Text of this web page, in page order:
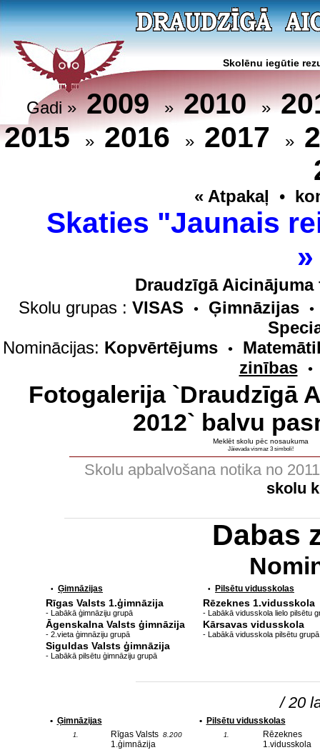
Skolēnu iegūtie
Gadi »2009 »2010 »
2015
» 2016 » 2017 »
« Atpakaļ •
Skaties "Jaunais
Draudzīgā
Skolu grupas : VISAS • Ģimnāzijas •
Nominācijas: Kopvērtējums •
zinības
•
Fotogalerija `Draudzīgā
2012` balvu
Meklēt skolu pēc nosaukuma
Jāievada vismaz 3 simboli!
Skolu apbalvošana notika no
skolu
Dabas
• Ģimnāzijas
Rīgas Valsts 1.ģimnāzija
- Labākā ģimnāziju grupā
Āgenskalna Valsts ģimnāzija
- 2.vieta ģimnāziju grupā
Siguldas Valsts ģimnāzija
- Labākā pilsētu ģimnāziju grupā
• Pilsētu vidusskolas
Rēzeknes 1.vidusskola
- Labākā vidusskola lielo pilsētu
Kārsavas vidusskola
- Labākā vidusskola pilsētu grupā
/ 20
• Ģimnāzijas
1.
Rīgas Valsts
1.ģimnāzija
8.200
• Pilsētu vidusskolas
1.
Rēzeknes
1.vidusskola